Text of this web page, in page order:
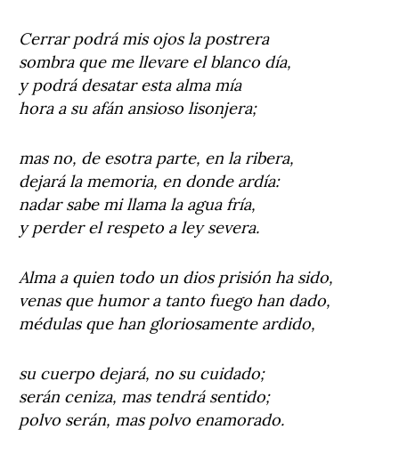
Cerrar podrá mis ojos la postrera
sombra que me llevare el blanco día,
y podrá desatar esta alma mía
hora a su afán ansioso lisonjera;
mas no, de esotra parte, en la ribera,
dejará la memoria, en donde ardía:
nadar sabe mi llama la agua fría,
y perder el respeto a ley severa.
Alma a quien todo un dios prisión ha sido,
venas que humor a tanto fuego han dado,
médulas que han gloriosamente ardido,
su cuerpo dejará, no su cuidado;
serán ceniza, mas tendrá sentido;
polvo serán, mas polvo enamorado.